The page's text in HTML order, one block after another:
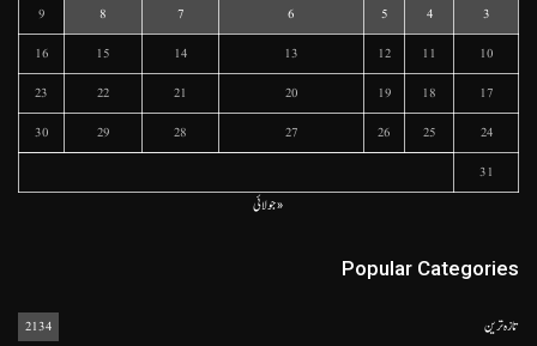
3
4
5
6
7
8
9
10
11
12
13
14
15
16
17
18
19
20
21
22
23
24
25
26
27
28
29
30
31
« جولائی
Popular Categories
تازہ ترین 2134